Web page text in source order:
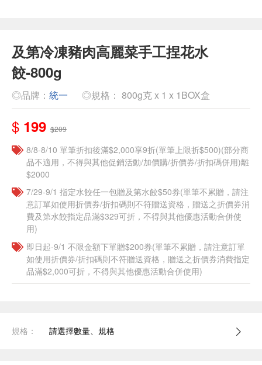
及第冷凍豬肉高麗菜手工捏花水
餃-800g
◎品牌： 統一 ◎規格： 800g克 x 1 x 1BOX盒
$ 199 $209
8/8-8/10 單筆折扣後滿$2,000享9折(單筆上限折$500)(部分商
品不適用，不得與其他促銷活動/加價購/折價券/折扣碼併用)離
$2000
7/29-9/1 指定水餃任一包贈及第水餃$50券(單筆不累贈，請注
意訂單如使用折價券/折扣碼則不符贈送資格，贈送之折價券消
費及第水餃指定品滿$329可折，不得與其他優惠活動合併使
用)
即日起-9/1 不限金額下單贈$200券(單筆不累贈，請注意訂單
如使用折價券/折扣碼則不符贈送資格，贈送之折價券消費指定
品滿$2,000可折，不得與其他優惠活動合併使用)
規格： 請選擇數量、規格